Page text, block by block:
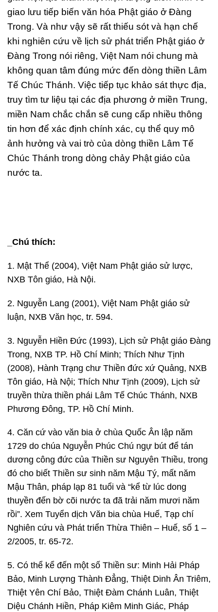
giao lưu tiếp biến văn hóa Phật giáo ở Đàng
Trong. Và như vậy sẽ rất thiếu sót và hạn chế
khi nghiên cứu về lịch sử phát triển Phật giáo ở
Đàng Trong nói riêng, Việt Nam nói chung mà
không quan tâm đúng mức đến dòng thiền Lâm
Tế Chúc Thánh. Việc tiếp tục khảo sát thực địa,
truy tìm tư liệu tại các địa phương ở miền Trung,
miền Nam chắc chắn sẽ cung cấp nhiều thông
tin hơn để xác định chính xác, cụ thể quy mô
ảnh hưởng và vai trò của dòng thiền Lâm Tế
Chúc Thánh trong dòng chảy Phật giáo của
nước ta.
_Chú thích:
1. Mật Thể (2004), Việt Nam Phật giáo sử lược,
NXB Tôn giáo, Hà Nội.
2. Nguyễn Lang (2001), Việt Nam Phật giáo sử
luận, NXB Văn học, tr. 594.
3. Nguyễn Hiền Đức (1993), Lịch sử Phật giáo Đàng
Trong, NXB TP. Hồ Chí Minh; Thích Như Tịnh
(2008), Hành Trạng chư Thiền đức xứ Quảng, NXB
Tôn giáo, Hà Nội; Thích Như Tịnh (2009), Lịch sử
truyền thừa thiền phái Lâm Tế Chúc Thánh, NXB
Phương Đông, TP. Hồ Chí Minh.
4. Căn cứ vào văn bia ở chùa Quốc Ân lập năm
1729 do chúa Nguyễn Phúc Chú ngự bút để tán
dương công đức của Thiền sư Nguyên Thiều, trong
đó cho biết Thiền sư sinh năm Mậu Tý, mất năm
Mậu Thân, pháp lạp 81 tuổi và “kể từ lúc dong
thuyền đến bờ cõi nước ta đã trải năm mươi năm
rồi”. Xem Tuyển dịch Văn bia chùa Huế, Tạp chí
Nghiên cứu và Phát triển Thừa Thiên – Huế, số 1 –
2/2005, tr. 65-72.
5. Có thể kể đến một số Thiền sư: Minh Hải Pháp
Bảo, Minh Lượng Thành Đẳng, Thiệt Dinh Ân Triêm,
Thiệt Yên Chí Bảo, Thiệt Đàm Chánh Luân, Thiệt
Diệu Chánh Hiền, Pháp Kiêm Minh Giác, Pháp